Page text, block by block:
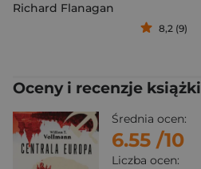
Richard Flanagan
8,2 (9)
Oceny i recenzje książki
Średnia ocen:
6.55 /10
Liczba ocen: